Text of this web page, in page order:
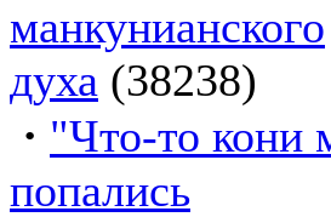
манкунианского
духа (38238)
· "Что-то кони
попались